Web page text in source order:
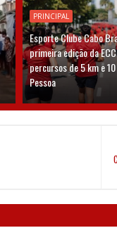
PRINCIPAL
Esporte Clube Cabo
primeira edição da
percursos de 5 km e
Pessoa